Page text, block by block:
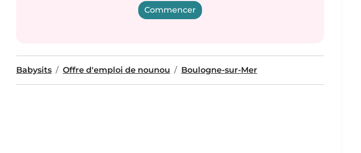
Commencer
Babysits Offre d'emploi de nounou Boulogne-sur-Mer